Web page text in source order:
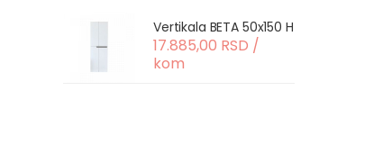
Vertikala BETA 50x150 H
17.885,00 RSD /
kom